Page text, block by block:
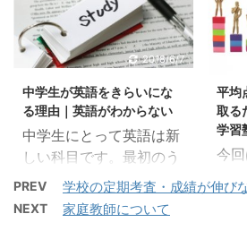
のは最低条件1.2 文法は
広く浅くはダメ2 会話文
は流れが大事2.1 先生の
傾向も大事3 最後に 問題
を作る側から読み解くテ
ス ...
に
負
夜
込む
は
は抜群です。 その理由も
踏まえて説明していきた
いと思います。 もくじ1
るかどうか1.1 反射で答え
るメリット1.2 身体で覚
える方法2 計算問題の練
習方法3 最後に 九九を言
う時に頭で考えるかどう
か シチハ？（七×八） シ
っ
の
ん
中で
は、
高
って
2018/6/7
中学生が英語をきらいにな
る理由｜英語がわからない
中学生にとって英語は新
しい科目です。最初のう
ちは皆がわからない状態
なので、授業の進みも遅
く苦労はあまりしませ
平均
取る
学習
今
法に
PREV 学校の定期考査・成績が伸び
NEXT 家庭教師について